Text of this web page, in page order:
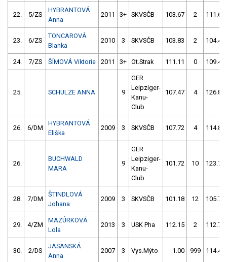
22. 5/ZS
HYBRANTOVÁ
Anna
2011 3+ SKVSČB 103.67 2 111.63
23. 6/ZS
TONCAROVÁ
Blanka
2010 3 SKVSČB 103.83 2 104.41
24. 7/ZS ŠÍMOVÁ Viktorie 2011 3+ Ot.Strak 111.11 0 109.45
25. SCHULZE ANNA 9
GER
Leipziger-
Kanu-
Club
107.47 4 126.87
26. 6/DM
HYBRANTOVÁ
Eliška
2009 3 SKVSČB 107.72 4 114.82
26.
BUCHWALD
MARA
9
GER
Leipziger-
Kanu-
Club
101.72 10 123.78
28. 7/DM
ŠTINDLOVÁ
Johana
2009 3 SKVSČB 101.18 12 105.77
29. 4/ZM
MAZÚRKOVÁ
Lola
2013 3 USK Pha 112.15 2 112.76
30. 2/DS
JASANSKÁ
Anna
2007 3 Vys.Mýto 1.00 999 114.40